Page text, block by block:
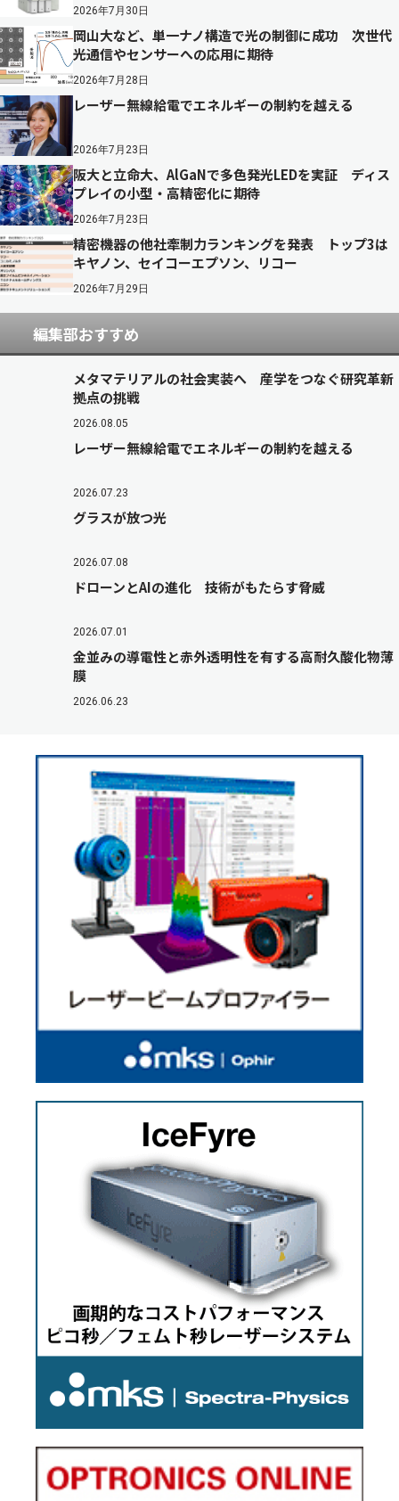
2026年7月30日
岡山大など、単一ナノ構造で光の制御に成功 次世代
光通信やセンサーへの応用に期待
2026年7月28日
レーザー無線給電でエネルギーの制約を越える
2026年7月23日
阪大と立命大、AlGaNで多色発光LEDを実証 ディス
プレイの小型・高精密化に期待
2026年7月23日
精密機器の他社牽制力ランキングを発表 トップ3は
キヤノン、セイコーエプソン、リコー
2026年7月29日
編集部おすすめ
メタマテリアルの社会実装へ 産学をつなぐ研究革新
拠点の挑戦
2026.08.05
レーザー無線給電でエネルギーの制約を越える
2026.07.23
グラスが放つ光
2026.07.08
ドローンとAIの進化 技術がもたらす脅威
2026.07.01
金並みの導電性と赤外透明性を有する高耐久酸化物薄
膜
2026.06.23